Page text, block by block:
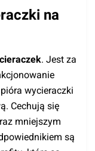
na
. Jest za
wycieraczki
Cechują się
mniejszym
są